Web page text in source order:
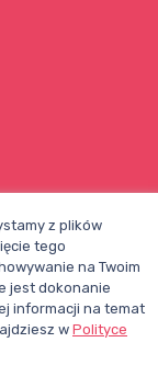
© 1998–2026
z plików
tego
na Twoim
jest dokonanie
informacji na temat
w Polityce